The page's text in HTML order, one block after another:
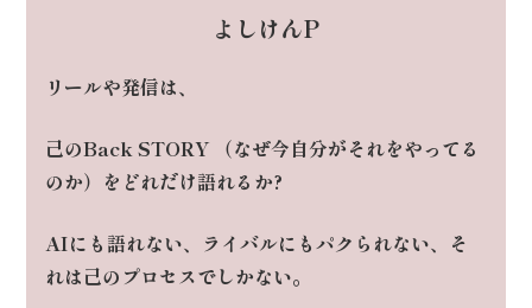
よしけんP
リールや発信は、
己のBack STORY （なぜ今自分がそれをやってる
のか） をどれだけ語れるか?
AIにも語れない、ライバルにもパクられない、そ
れは己のプロセスでしかない。